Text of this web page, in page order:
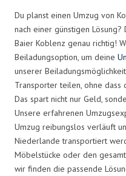
Du planst einen Umzug von
nach einer günstigen
Baier Koblenz genau richtig!
Beiladungsoption, um deine
unserer
Transporter teilen, ohne dass
Das spart nicht nur Geld,
Unsere erfahrenen
Umzug reibungslos verläuft
Niederlande transportiert
Möbelstücke oder den
wir finden die passende